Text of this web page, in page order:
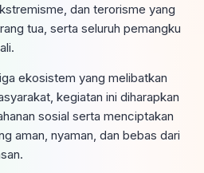
dan terorisme yang
tua, serta seluruh pemangku
ekosistem yang melibatkan
kegiatan ini diharapkan
sosial serta menciptakan
aman, nyaman, dan bebas dari